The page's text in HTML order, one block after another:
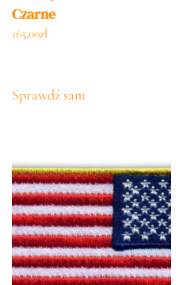
Czarne
165,00zł
Sprawdź sam